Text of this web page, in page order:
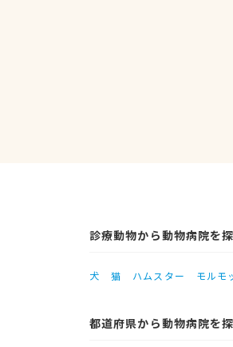
診療動物から動物病院を
犬 猫 ハムスター モルモ
都道府県から動物病院を